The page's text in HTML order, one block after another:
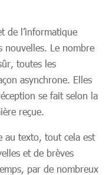
de l’informatique
nouvelles. Le nombre
toutes les
asynchrone. Elles
se fait selon la
reçue.
au texto, tout cela est
et de brèves
par de nombreux